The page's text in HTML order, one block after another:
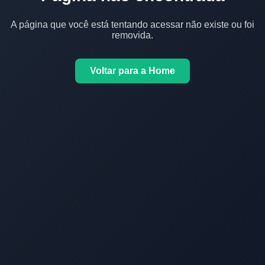
A página que você está tentando acessar não existe ou foi
removida.
Voltar para a Home